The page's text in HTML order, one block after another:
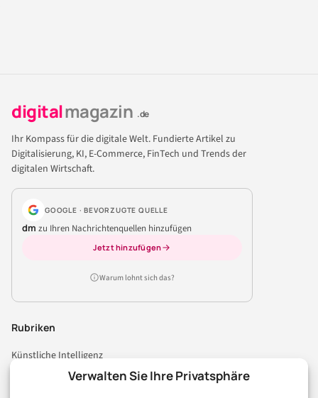
Verwalten Sie Ihre Privatsphäre
digitalmagazin .de
Ihr Kompass für die digitale Welt. Fundierte Artikel zu
Digitalisierung, KI, E-Commerce, FinTech und Trends der
digitalen Wirtschaft.
GOOGLE · BEVORZUGTE QUELLE
dm zu Ihren Nachrichtenquellen hinzufügen
Jetzt hinzufügen
Warum lohnt sich das?
Rubriken
Künstliche Intelligenz
Technologie & IT